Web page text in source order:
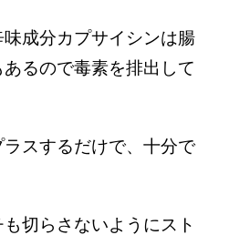
成分カプサイシンは腸
るので毒素を排出して
スするだけで、十分で
切らさないようにスト